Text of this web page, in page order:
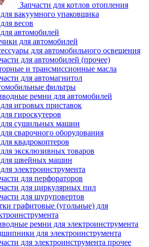
Запчасти для котлов отопления
вакуумного упаковщика
весов
автомобилей
для автомобилей
для автомобильного освещения
для автомобилей (прочее)
и трансмиссионные масла
для автомагнитол
фильтры
ремни для автомобилей
игровых приставок
гироскутеров
для сушильных машин
сварочного оборудования
квадрокоптеров
эксклюзивных товаров
для швейных машин
электроинструмента
для перфораторов
для циркулярных пил
для шуруповертов
графитовые (угольные) для
ремни для электроинструмента
для электроинструмента
для электроинструмента прочее